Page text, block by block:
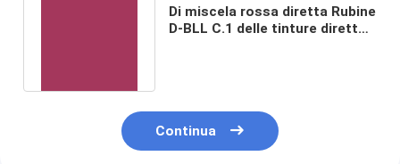
Di miscela rossa diretta Rubine
D-BLL C.1 delle tinture dirette
Continua